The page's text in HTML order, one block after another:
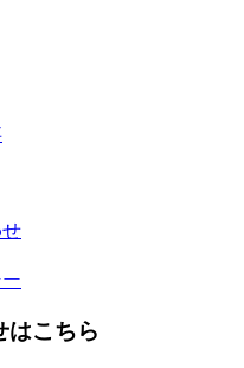
はこちら